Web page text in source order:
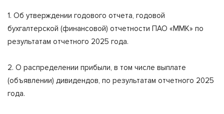
1. Об утверждении годового отчета, годовой
бухгалтерской (финансовой) отчетности ПАО «ММК» по
результатам отчетного 2025 года.
2. О распределении прибыли, в том числе выплате
(объявлении) дивидендов, по результатам отчетного 2025
года.